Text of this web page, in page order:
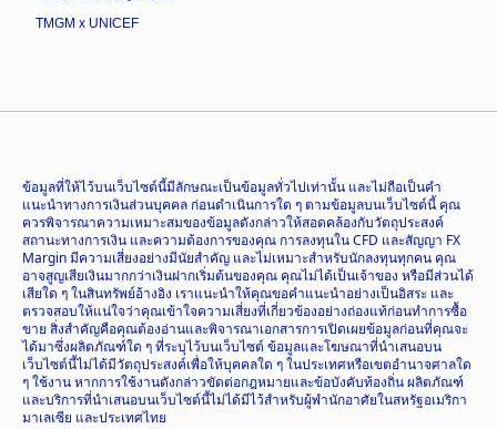
TMGM x UNICEF
ข้อมูลที่ให้ไว้บนเว็บไซต์นี้มีลักษณะเป็นข้อมูลทั่วไปเท่านั้น และไม่ถือเป็นคำ
แนะนำทางการเงินส่วนบุคคล ก่อนดำเนินการใด ๆ ตามข้อมูลบนเว็บไซต์นี้ คุณ
ควรพิจารณาความเหมาะสมของข้อมูลดังกล่าวให้สอดคล้องกับวัตถุประสงค์
สถานะทางการเงิน และความต้องการของคุณ การลงทุนใน CFD และสัญญา FX
Margin มีความเสี่ยงอย่างมีนัยสำคัญ และไม่เหมาะสำหรับนักลงทุนทุกคน คุณ
อาจสูญเสียเงินมากกว่าเงินฝากเริ่มต้นของคุณ คุณไม่ได้เป็นเจ้าของ หรือมีส่วนได้
เสียใด ๆ ในสินทรัพย์อ้างอิง เราแนะนำให้คุณขอคำแนะนำอย่างเป็นอิสระ และ
ตรวจสอบให้แน่ใจว่าคุณเข้าใจความเสี่ยงที่เกี่ยวข้องอย่างถ่องแท้ก่อนทำการซื้อ
ขาย สิ่งสำคัญคือคุณต้องอ่านและพิจารณาเอกสารการเปิดเผยข้อมูลก่อนที่คุณจะ
ได้มาซึ่งผลิตภัณฑ์ใด ๆ ที่ระบุไว้บนเว็บไซต์ ข้อมูลและโฆษณาที่นำเสนอบน
เว็บไซต์นี้ไม่ได้มีวัตถุประสงค์เพื่อให้บุคคลใด ๆ ในประเทศหรือเขตอำนาจศาลใด
ๆ ใช้งาน หากการใช้งานดังกล่าวขัดต่อกฎหมายและข้อบังคับท้องถิ่น ผลิตภัณฑ์
และบริการที่นำเสนอบนเว็บไซต์นี้ไม่ได้มีไว้สำหรับผู้พำนักอาศัยในสหรัฐอเมริกา
มาเลเซีย และประเทศไทย